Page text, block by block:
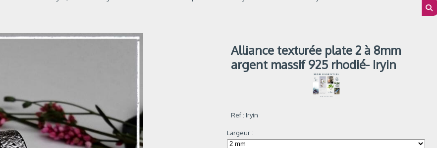
Alliance texturée plate 2 à 8mm
argent massif 925 rhodié- Iryin
Ref : Iryin
Largeur :